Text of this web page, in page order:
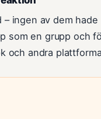
ingen av dem
som en grupp och
och andra